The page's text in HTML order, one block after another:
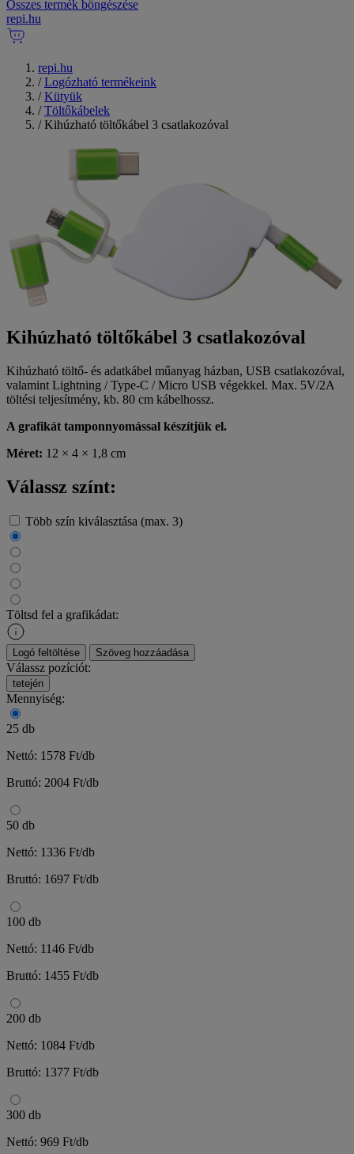
Összes termék böngészése
repi.hu
repi.hu
/ Logózható termékeink
/ Kütyük
/ Töltőkábelek
/ Kihúzható töltőkábel 3 csatlakozóval
Kihúzható töltőkábel 3 csatlakozóval
Kihúzható töltő- és adatkábel műanyag házban, USB csatlakozóval,
valamint Lightning / Type-C / Micro USB végekkel. Max. 5V/2A
töltési teljesítmény, kb. 80 cm kábelhossz.
A grafikát tamponnyomással készítjük el.
Méret: 12 × 4 × 1,8 cm
Válassz színt:
Több szín kiválasztása (max. 3)
Töltsd fel a grafikádat:
Logó feltöltése Szöveg hozzáadása
Válassz pozíciót:
tetején
Mennyiség:
25 db
Nettó: 1578 Ft/db
Bruttó: 2004 Ft/db
50 db
Nettó: 1336 Ft/db
Bruttó: 1697 Ft/db
100 db
Nettó: 1146 Ft/db
Bruttó: 1455 Ft/db
200 db
Nettó: 1084 Ft/db
Bruttó: 1377 Ft/db
300 db
Nettó: 969 Ft/db